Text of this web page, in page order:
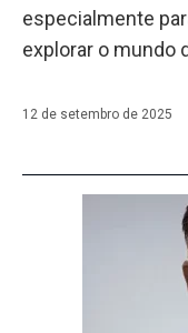
especialmente
explorar o mundo
12 de setembro de 2025